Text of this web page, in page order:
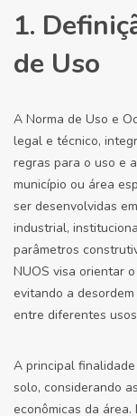
1.
de Uso
A Norma de Uso e
legal e técnico,
regras para o uso e
município ou área
ser desenvolvidas
industrial,
parâmetros
NUOS visa orientar
evitando a
entre diferentes
A principal
solo, considerando
econômicas da